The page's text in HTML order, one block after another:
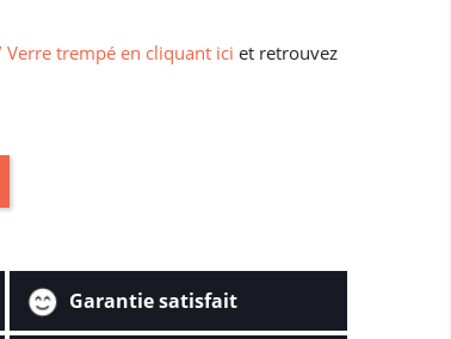
trempé en cliquant ici et retrouvez
Garantie satisfait